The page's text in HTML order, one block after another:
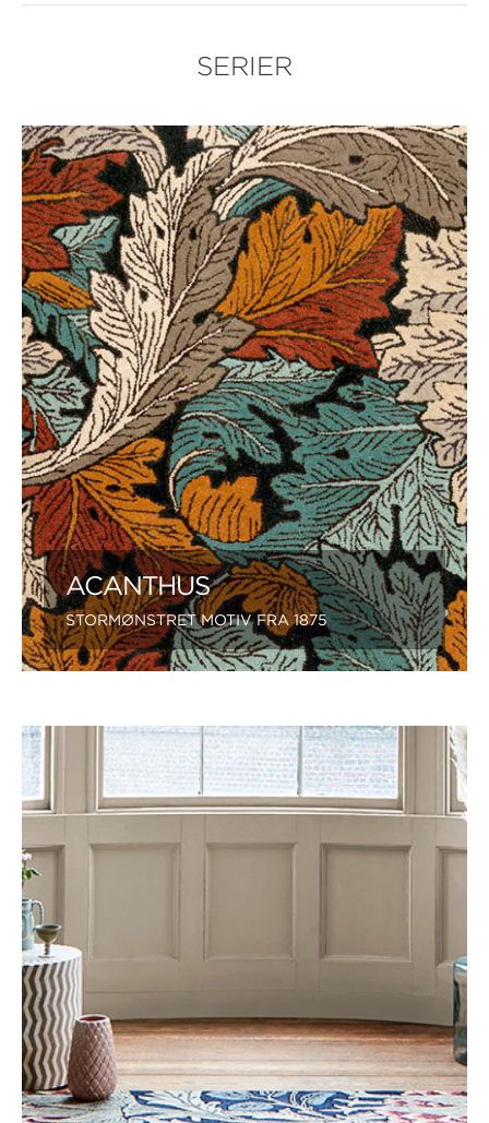
SERIER
ACANTHUS
STORMØNSTRET MOTIV FRA 1875